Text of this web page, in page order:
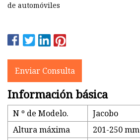
de automóviles
Enviar Consulta
Información básica
N º de Modelo.
Jacobo
Altura máxima
201-250 mm